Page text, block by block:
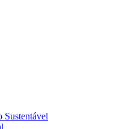
Sustentável